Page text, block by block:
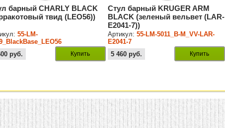
барный CHARLY BLACK
твид (LEO56))
55-LM-
руб. Купить
Стул барный KRUGER ARM
BLACK (зеленый вельвет (LAR-
E2041-7))
Артикул:55-LM-5011_B-M_VV-LAR-
E2041-7
5 460 руб. Купить